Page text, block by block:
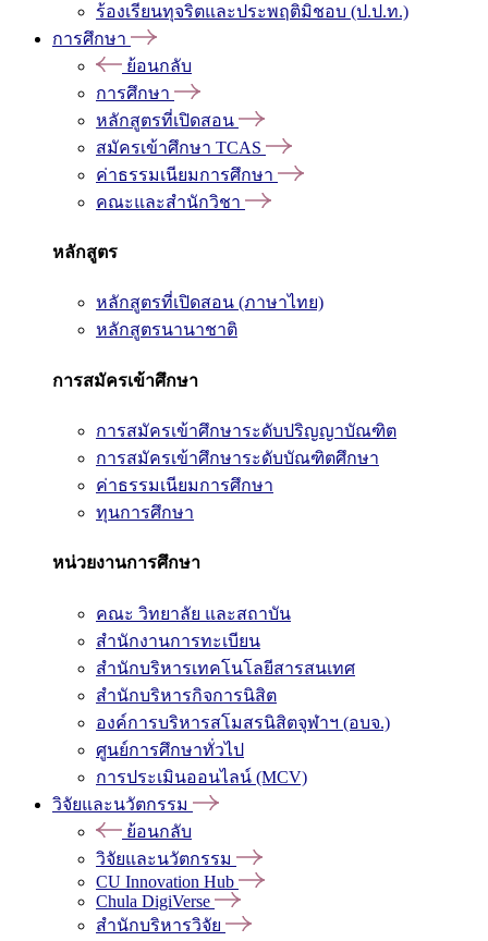
ร้องเรียนทุจริตและประพฤติมิชอบ (ป.ป.ท.)
การศึกษา
ย้อนกลับ
การศึกษา
หลักสูตรที่เปิดสอน
สมัครเข้าศึกษา TCAS
ค่าธรรมเนียมการศึกษา
คณะและสำนักวิชา
หลักสูตร
หลักสูตรที่เปิดสอน (ภาษาไทย)
หลักสูตรนานาชาติ
การสมัครเข้าศึกษา
การสมัครเข้าศึกษาระดับปริญญาบัณฑิต
การสมัครเข้าศึกษาระดับบัณฑิตศึกษา
ค่าธรรมเนียมการศึกษา
ทุนการศึกษา
หน่วยงานการศึกษา
คณะ วิทยาลัย และสถาบัน
สำนักงานการทะเบียน
สำนักบริหารเทคโนโลยีสารสนเทศ
สำนักบริหารกิจการนิสิต
องค์การบริหารสโมสรนิสิตจุฬาฯ (อบจ.)
ศูนย์การศึกษาทั่วไป
การประเมินออนไลน์ (MCV)
วิจัยและนวัตกรรม
ย้อนกลับ
วิจัยและนวัตกรรม
CU Innovation Hub
Chula DigiVerse
สำนักบริหารวิจัย